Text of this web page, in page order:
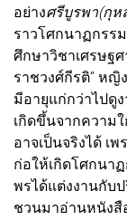
อย่างศรีบูรพา(กุห
ราวโศกนาฏกรร
ศึกษาวิชาเศรษฐ
ราชวงศ์กีรติ” หญิ
มีอายุแก่กว่าไปดู
เกิดขึ้นจากความ
อาจเป็นจริงได้ เ
ก่อให้เกิดโศกนา
พรได้แต่งงานกับ
ชวนมาอ่านหนังสื